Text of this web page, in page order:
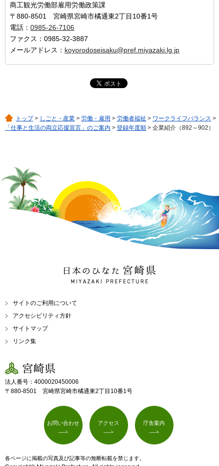
商工観光労働部雇用労働政策課
〒880-8501 宮崎県宮崎市橘通東2丁目10番1号
電話： 0985-26-7106
ファクス：0985-32-3887
メールアドレス： koyorodoseisaku@pref.miyazaki.lg.jp
トップ> しごと・産業 > 労働・雇用 > 労働者福祉 > ワークライフバランス >
「仕事と生活の両立応援宣言」のご案内 > 登録年度順 > 企業紹介（892～902）
日本のひなた 宮崎県
MIYAZAKI PREFECTURE
サイトのご利用について
アクセシビリティ方針
サイトマップ
リンク集
宮崎県
法人番号：4000020450006
〒880-8501 宮崎県宮崎市橘通東2丁目10番1号
お問い合わせ アクセス 庁舎案内
各ページに掲載の写真及び記事等の無断転載を禁じます。